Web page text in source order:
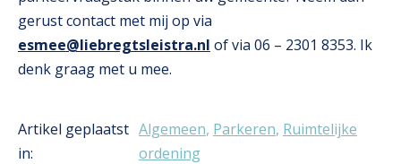
gerust contact met mij op via
esmee@liebregtsleistra.nl of via 06 – 2301 8353. Ik
denk graag met u mee.
Artikel geplaatst
in:
Algemeen, Parkeren, Ruimtelijke
ordening